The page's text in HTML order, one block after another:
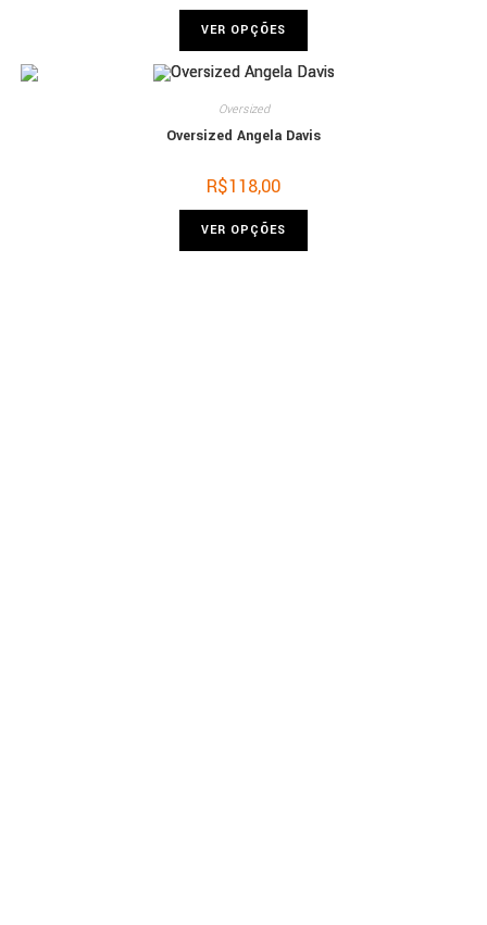
VER OPÇÕES
Oversized
Oversized Angela Davis
R$118,00
VER OPÇÕES